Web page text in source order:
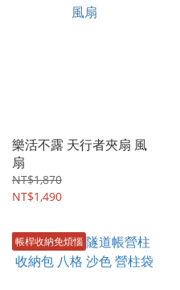
樂活不露 天行者夾扇 風
扇
NT$1,870
NT$1,490
帳桿收納免煩惱